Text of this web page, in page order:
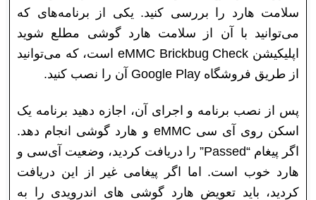
سلامت هارد را بررسی کنید. یکی از برنامه‌های که
می‌توانید با آن از سلامت هارد گوشی مطلع شوید
اپلیکیشن eMMC Brickbug Check است، که می‌توانید
از طریق فروشگاه Google Play آن را نصب کنید.
پس از نصب برنامه و اجرای آن، اجازه دهید برنامه یک
اسکن روی آی سی eMMC و هارد گوشی انجام دهد.
اگر پیغام “Passed” را دریافت کردید، وضعیت آی‌سی و
هارد خوب است. اما اگر پیغامی غیر از این دریافت
کردید، باید تعویض هارد گوشی های اندرویدی را به